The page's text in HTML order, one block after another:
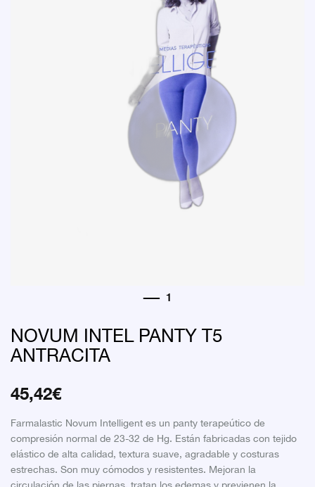
NOVUM INTEL PANTY T5
ANTRACITA
45,42€
Farmalastic Novum Intelligent es un panty terapeútico de
compresión normal de 23-32 de Hg. Están fabricadas con tejido
elástico de alta calidad, textura suave, agradable y costuras
estrechas. Son muy cómodos y resistentes. Mejoran la